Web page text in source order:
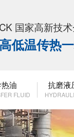
国家高新技
低温传热
油
FLUID
抗磨液